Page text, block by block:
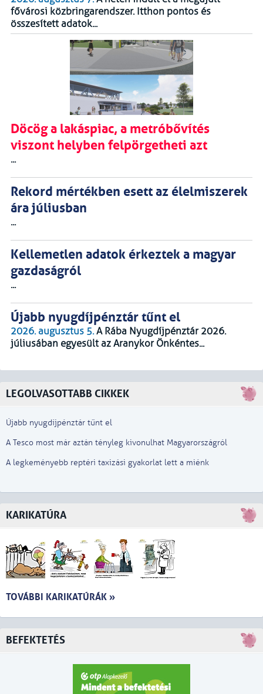
fővárosi közbringarendszer. Itthon pontos és
összesített adatok...
Döcög a lakáspiac, a metróbővítés
viszont helyben felpörgetheti azt
...
Rekord mértékben esett az élelmiszerek
ára júliusban
...
Kellemetlen adatok érkeztek a magyar
gazdaságról
...
Újabb nyugdíjpénztár tűnt el
2026. augusztus 5.A Rába Nyugdíjpénztár 2026.
júliusában egyesült az Aranykor Önkéntes...
LEGOLVASOTTABB CIKKEK
Újabb nyugdíjpénztár tűnt el
A Tesco most már aztán tényleg kivonulhat Magyarországról
A legkeményebb reptéri taxizási gyakorlat lett a miénk
KARIKATÚRA
TOVÁBBI KARIKATÚRÁK »
BEFEKTETÉS